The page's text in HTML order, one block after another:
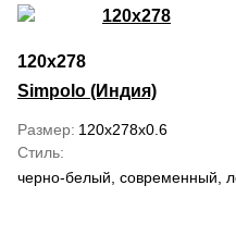
120x278
Simpolo (Индия)
Размер 120x278x0.6
Стиль
черно-белый, современный,